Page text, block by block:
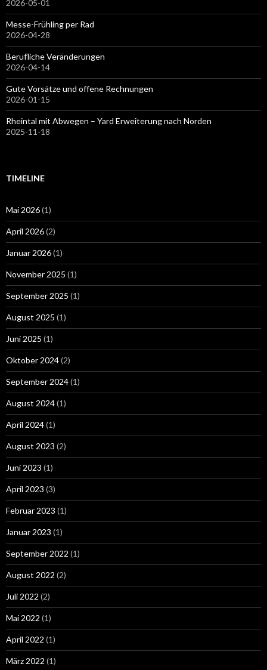
2026-05-01
Messe-Frühling per Rad
2026-04-28
Berufliche Veränderungen
2026-04-14
Gute Vorsätze und offene Rechnungen
2026-01-15
Rheintal mit Abwegen – Yard Erweiterung nach Norden
2025-11-18
TIMELINE
Mai 2026(1)
April 2026(2)
Januar 2026(1)
November 2025 (1)
September 2025 (1)
August 2025 (1)
Juni 2025 (1)
Oktober 2024(2)
September 2024(1)
August 2024(1)
April 2024(1)
August 2023 (2)
Juni 2023 (1)
April 2023 (3)
Februar 2023 (1)
Januar 2023 (1)
September 2022 (1)
August 2022 (2)
Juli 2022 (2)
Mai 2022 (1)
April 2022 (1)
März 2022 (1)